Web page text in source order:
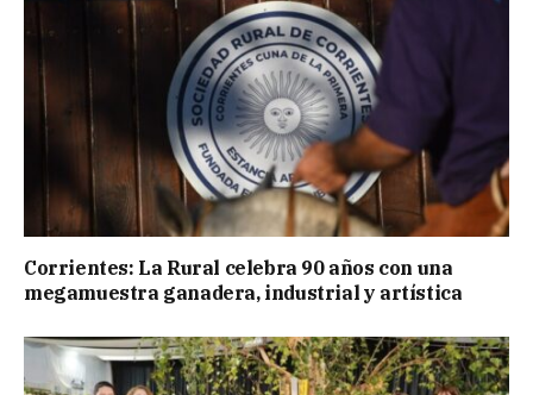
Corrientes: La Rural celebra 90 años con una
megamuestra ganadera, industrial y artística